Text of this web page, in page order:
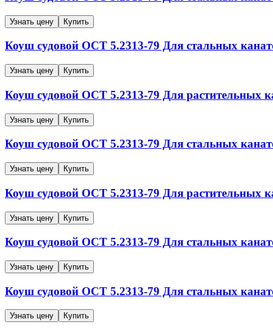
Узнать цену Купить
Коуш судовой ОСТ 5.2313-79 Для стальных
Узнать цену Купить
Коуш судовой ОСТ 5.2313-79 Для растительных
Узнать цену Купить
Коуш судовой ОСТ 5.2313-79 Для стальных
Узнать цену Купить
Коуш судовой ОСТ 5.2313-79 Для растительных
Узнать цену Купить
Коуш судовой ОСТ 5.2313-79 Для стальных
Узнать цену Купить
Коуш судовой ОСТ 5.2313-79 Для стальных
Узнать цену Купить